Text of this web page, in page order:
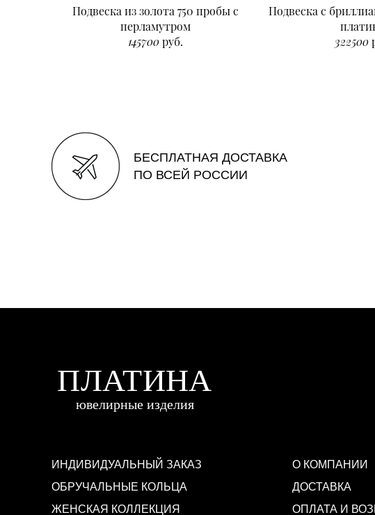
Подвеска из золота 750 пробы с
перламутром
145700руб.
Подвеска с
322500
БЕСПЛАТНАЯ ДОСТАВКА
ПО ВСЕЙ РОССИИ
ИНДИВИДУАЛЬНЫЙ ЗАКАЗ
ОБРУЧАЛЬНЫЕ КОЛЬЦА
ЖЕНСКАЯ КОЛЛЕКЦИЯ
О КОМПАНИИ
ДОСТАВКА
ОПЛАТА И